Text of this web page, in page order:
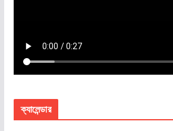
ক্যালেন্ডার